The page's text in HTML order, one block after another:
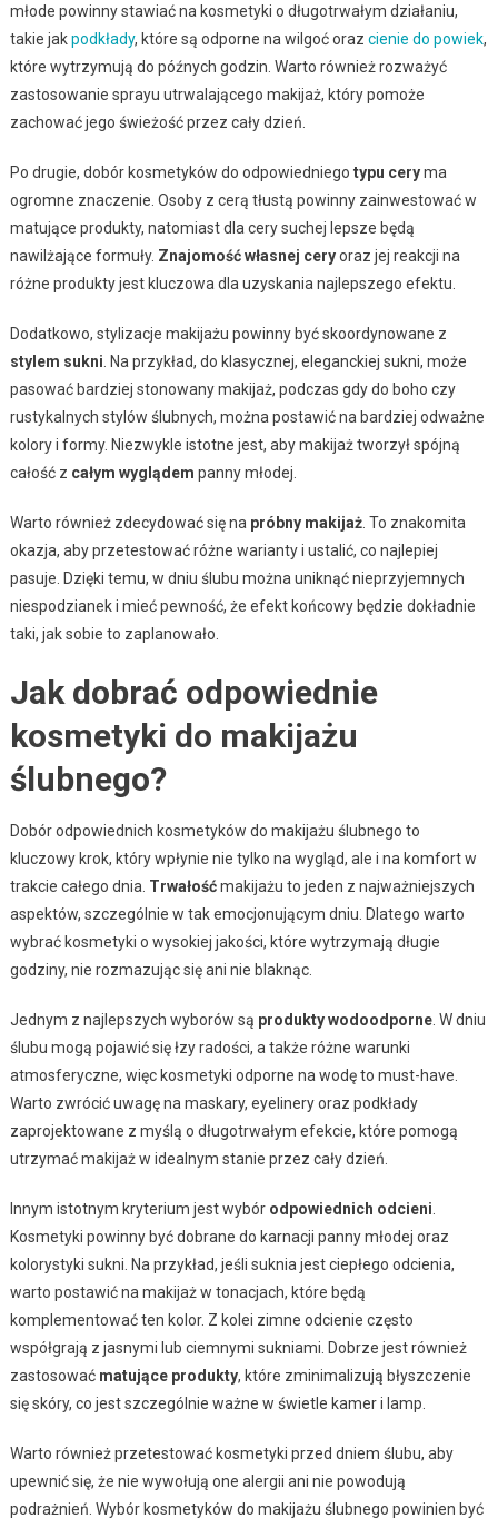
młode powinny stawiać na kosmetyki o długotrwałym działaniu,
takie jakpodkłady, które są odporne na wilgoć oraz cienie do powiek,
które wytrzymują do późnych godzin. Warto również rozważyć
zastosowanie sprayu utrwalającego makijaż, który pomoże
zachować jego świeżość przez cały dzień.
Po drugie, dobór kosmetyków do odpowiedniego typu ceryma
ogromne znaczenie. Osoby z cerą tłustą powinny zainwestować w
matujące produkty, natomiast dla cery suchej lepsze będą
nawilżające formuły. Znajomość własnej ceryoraz jej reakcji na
różne produkty jest kluczowa dla uzyskania najlepszego efektu.
Dodatkowo, stylizacje makijażu powinny być skoordynowane z
stylem sukni . Na przykład, do klasycznej, eleganckiej sukni, może
pasować bardziej stonowany makijaż, podczas gdy do boho czy
rustykalnych stylów ślubnych, można postawić na bardziej odważne
kolory i formy. Niezwykle istotne jest, aby makijaż tworzył spójną
całość z całym wyglądem panny młodej.
Warto również zdecydować się na próbny makijaż. To znakomita
okazja, aby przetestować różne warianty i ustalić, co najlepiej
pasuje. Dzięki temu, w dniu ślubu można uniknąć nieprzyjemnych
niespodzianek i mieć pewność, że efekt końcowy będzie dokładnie
taki, jak sobie to zaplanowało.
Jak dobrać odpowiednie
kosmetyki do makijażu
ślubnego?
Dobór odpowiednich kosmetyków do makijażu ślubnego to
kluczowy krok, który wpłynie nie tylko na wygląd, ale i na komfort w
trakcie całego dnia. Trwałośćmakijażu to jeden z najważniejszych
aspektów, szczególnie w tak emocjonującym dniu. Dlatego warto
wybrać kosmetyki o wysokiej jakości, które wytrzymają długie
godziny, nie rozmazując się ani nie blaknąc.
Jednym z najlepszych wyborów są produkty wodoodporne. W dniu
ślubu mogą pojawić się łzy radości, a także różne warunki
atmosferyczne, więc kosmetyki odporne na wodę to must-have.
Warto zwrócić uwagę na maskary, eyelinery oraz podkłady
zaprojektowane z myślą o długotrwałym efekcie, które pomogą
utrzymać makijaż w idealnym stanie przez cały dzień.
Innym istotnym kryterium jest wybór odpowiednich odcieni
Kosmetyki powinny być dobrane do karnacji panny młodej oraz
kolorystyki sukni. Na przykład, jeśli suknia jest ciepłego odcienia,
warto postawić na makijaż w tonacjach, które będą
komplementować ten kolor. Z kolei zimne odcienie często
współgrają z jasnymi lub ciemnymi sukniami. Dobrze jest również
zastosować matujące produkty, które zminimalizują błyszczenie
się skóry, co jest szczególnie ważne w świetle kamer i lamp.
Warto również przetestować kosmetyki przed dniem ślubu, aby
upewnić się, że nie wywołują one alergii ani nie powodują
podrażnień. Wybór kosmetyków do makijażu ślubnego powinien być